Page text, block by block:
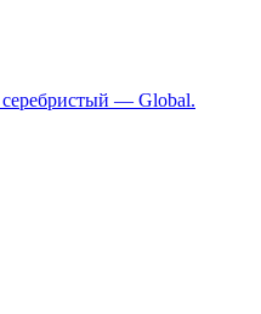
— Global.